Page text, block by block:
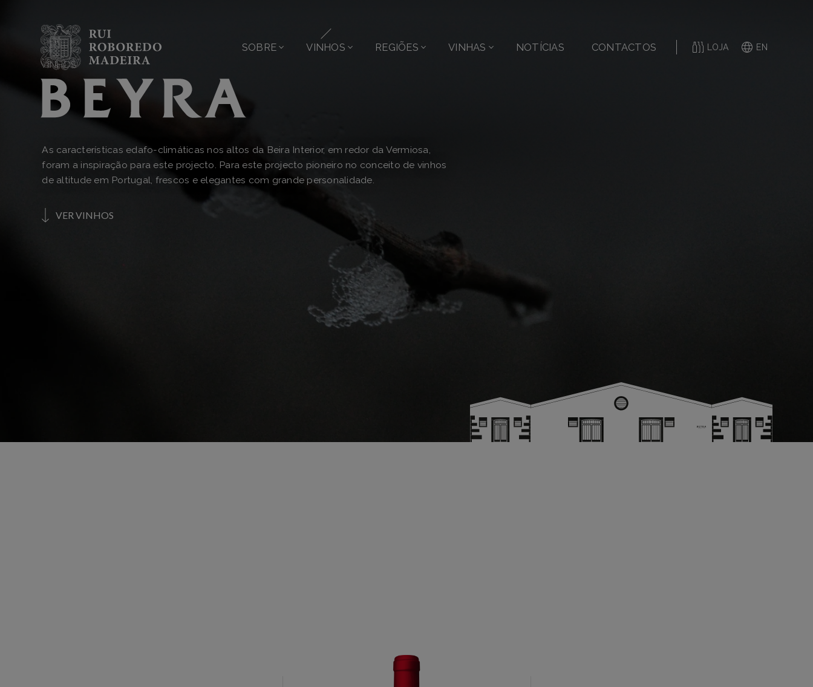
SOBRE VINHOS REGIÕES VINHAS NOTÍCIAS CONTACTOS LOJA EN
VINHOS
As características edafo-climáticas nos altos da Beira Interior, em redor da Vermiosa,
foram a inspiração para este projecto. Para este projecto pioneiro no conceito de vinhos
de altitude em Portugal, frescos e elegantes com grande personalidade.
VER VINHOS